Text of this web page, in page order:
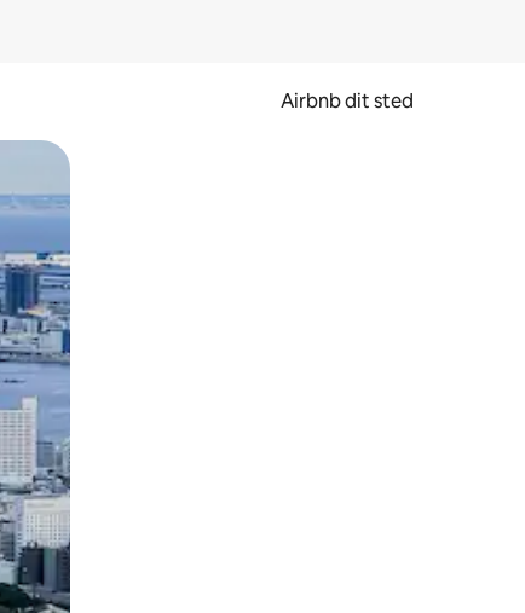
Airbnb dit sted